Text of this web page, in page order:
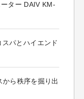
ター DAIV KM-
パとハイエンド
ら秩序を掘り出